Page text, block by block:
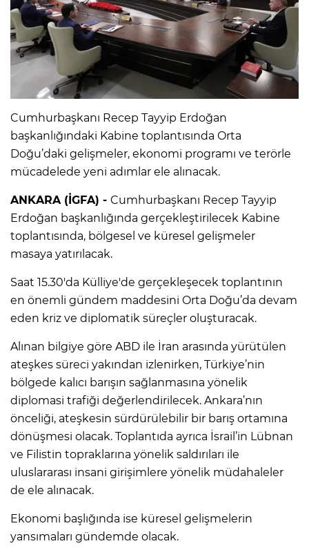
Cumhurbaşkanı Recep Tayyip Erdoğan
başkanlığındaki Kabine toplantısında Orta
Doğu’daki gelişmeler, ekonomi programı ve terörle
mücadelede yeni adımlar ele alınacak.
ANKARA (İGFA) - Cumhurbaşkanı Recep Tayyip
Erdoğan başkanlığında gerçekleştirilecek Kabine
toplantısında, bölgesel ve küresel gelişmeler
masaya yatırılacak.
Saat 15.30'da Külliye'de gerçekleşecek toplantının
en önemli gündem maddesini Orta Doğu’da devam
eden kriz ve diplomatik süreçler oluşturacak.
Alınan bilgiye göre ABD ile İran arasında yürütülen
ateşkes süreci yakından izlenirken, Türkiye’nin
bölgede kalıcı barışın sağlanmasına yönelik
diplomasi trafiği değerlendirilecek. Ankara’nın
önceliği, ateşkesin sürdürülebilir bir barış ortamına
dönüşmesi olacak. Toplantıda ayrıca İsrail’in Lübnan
ve Filistin topraklarına yönelik saldırıları ile
uluslararası insani girişimlere yönelik müdahaleler
de ele alınacak.
Ekonomi başlığında ise küresel gelişmelerin
yansımaları gündemde olacak.